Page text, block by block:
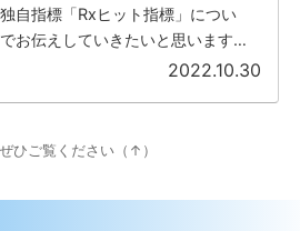
自指標「Rxヒット指標」につい
お伝えしていきたいと思います。
2022.10.30
ひご覧ください（↑）